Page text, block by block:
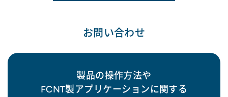
お問い合わせ
製品の操作方法や
FCNT製アプリケーションに関する